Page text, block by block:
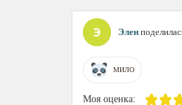
Элен
МИЛО
Моя оценка: